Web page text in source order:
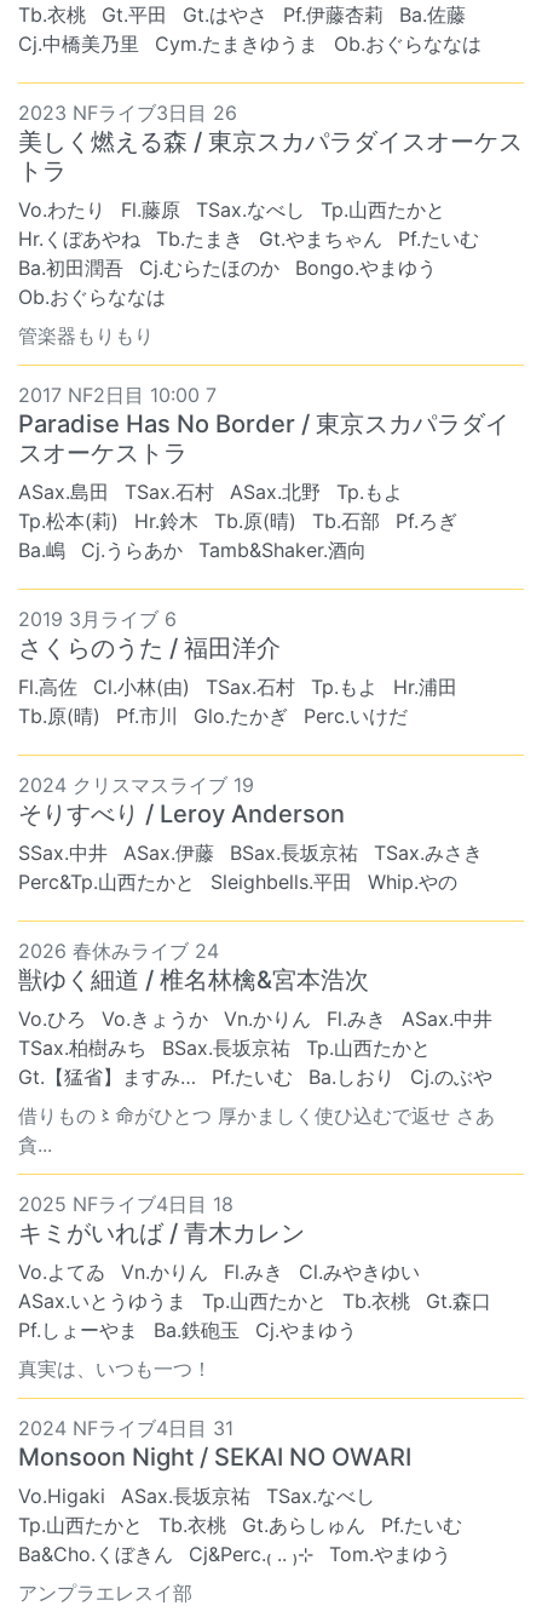
Tb.衣桃
Gt.平田 Gt.はやさ Pf.伊藤杏莉
Ba.佐藤
Cj.中橋美乃里
Cym.たまきゆうま Ob.おぐらななは
2023 NFライブ3日目 26
美しく燃える森 / 東京スカパラダイスオーケス
トラ
Vo.わたり Fl.藤原 TSax.なべし
Tp.山西たかと
Hr.くぼあやね
Tb.たまき Gt.やまちゃん
Pf.たいむ
Ba.初田潤吾
Cj.むらたほのか
Bongo.やまゆう
Ob.おぐらななは
管楽器もりもり
2017 NF2日目 10:00 7
Paradise Has No Border / 東京スカパラダイ
スオーケストラ
ASax.島田 TSax.石村 ASax.北野
Tp.もよ
Tp.松本(莉)
Hr.鈴木 Tb.原(晴) Tb.石部
Pf.ろぎ
Ba.嶋
Cj.うらあか Tamb&Shaker.酒向
2019 3月ライブ 6
さくらのうた / 福田洋介
Fl.高佐 Cl.小林(由) TSax.石村 Tp.もよ
Hr.浦田
Tb.原(晴)
Pf.市川 Glo.たかぎ Perc.いけだ
2024 クリスマスライブ 19
そりすべり / Leroy Anderson
SSax.中井 ASax.伊藤 BSax.長坂京祐
TSax.みさき
Perc&Tp.山西たかと
Sleighbells.平田 Whip.やの
2026 春休みライブ 24
獣ゆく細道 / 椎名林檎&宮本浩次
Vo.ひろ Vo.きょうか Vn.かりん Fl.みき
ASax.中井
TSax.柏樹みち
BSax.長坂京祐
Tp.山西たかと
Gt.【猛省】ますみ…
Pf.たいむ Ba.しおり
Cj.のぶや
借りもの〻命がひとつ 厚かましく使ひ込むで返せ さあ
貪...
2025 NFライブ4日目 18
キミがいれば / 青木カレン
Vo.よてゐ Vn.かりん Fl.みき
Cl.みやきゆい
ASax.いとうゆうま
Tp.山西たかと Tb.衣桃
Gt.森口
Pf.しょーやま
Ba.鉄砲玉
Cj.やまゆう
真実は、いつも一つ！
2024 NFライブ4日目 31
Monsoon Night / SEKAI NO OWARI
Vo.Higaki ASax.長坂京祐
TSax.なべし
Tp.山西たかと
Tb.衣桃 Gt.あらしゅん
Pf.たいむ
Ba&Cho.くぼきん
Cj&Perc.₍ .. ₎⊹
Tom.やまゆう
アンプラエレスイ部